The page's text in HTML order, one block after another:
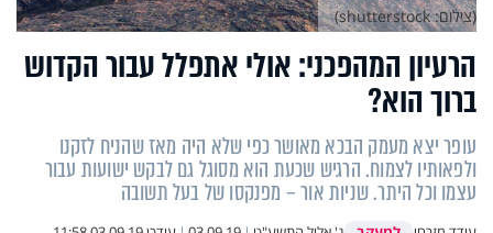
הרעיון המהפכני: אולי אתפלל עבור הקדוש
ברוך הוא?
עופר יצא מעמק הבכא מאושר כפי שלא היה מאז שהניח לזקנו
ולפאותיו לצמוח. הרגיש שכעת הוא מסוגל גם לבקש ישועות עבור
עצמו וכל היתר. שניות אור – מפנקסו של בעל תשובה
(צילום: shutterstock)